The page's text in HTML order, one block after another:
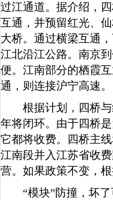
过江通道。据介绍，
互通，并预留红光、
大桥。通过横梁互通
江北沿江公路。南京
便。江南部分的栖霞
通，则连接沪宁高速。
根据计划，四桥与
年将闭环。由于四桥
它都将收费。四桥主
江南段并入江苏省收
营。如果政策不变，
“模块”防撞，坏了